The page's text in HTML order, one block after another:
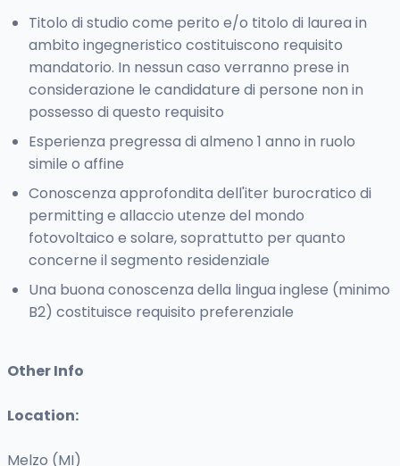
Titolo di studio come perito e/o titolo di laurea in
ambito ingegneristico costituiscono requisito
mandatorio. In nessun caso verranno prese in
considerazione le candidature di persone non in
possesso di questo requisito
Esperienza pregressa di almeno 1 anno in ruolo
simile o affine
Conoscenza approfondita dell'iter burocratico di
permitting e allaccio utenze del mondo
fotovoltaico e solare, soprattutto per quanto
concerne il segmento residenziale
Una buona conoscenza della lingua inglese (minimo
B2) costituisce requisito preferenziale
Other Info
Location:
Melzo (MI)